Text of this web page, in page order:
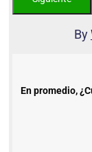
By
En promedio,